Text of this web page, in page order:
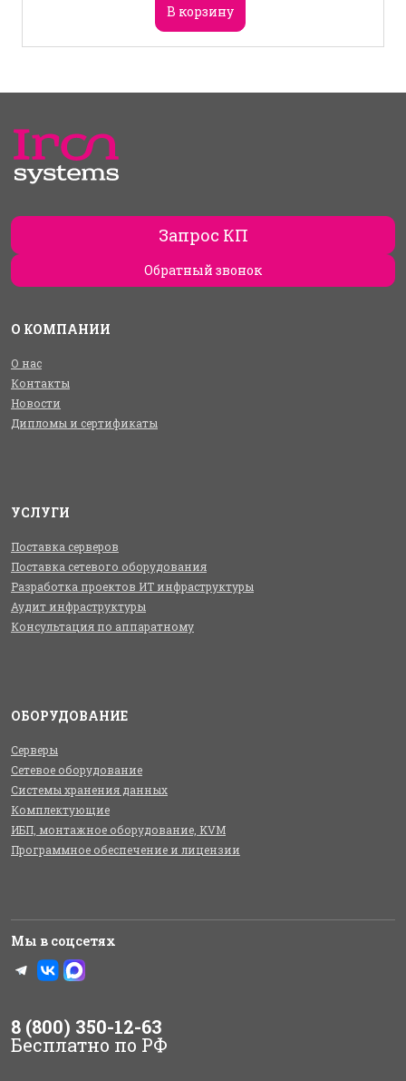
В корзину
Запрос КП
Обратный звонок
О КОМПАНИИ
О нас
Контакты
Новости
Дипломы и сертификаты
УСЛУГИ
Поставка серверов
Поставка сетевого оборудования
Разработка проектов ИТ инфраструктуры
Аудит инфраструктуры
Консультация по аппаратному
ОБОРУДОВАНИЕ
Серверы
Сетевое оборудование
Системы хранения данных
Комплектующие
ИБП, монтажное оборудование, KVM
Программное обеспечение и лицензии
Мы в соцсетях
8 (800) 350-12-63
Бесплатно по РФ